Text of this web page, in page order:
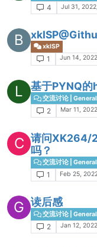
4 Jul 31,
B xkISP
1 Jun 14,
L 基于PYNQ
交流讨论 |
2 Mar 11,
C 请问XK264/
吗？
交流讨论 |
1 Feb 25,
G 读后感
交流讨论 |
2 Jan 12,